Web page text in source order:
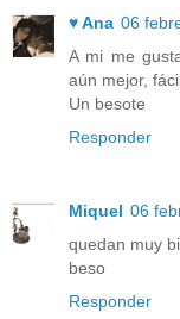
♥ Ana 06
A mi me
aún mejor,
Un besote
Responder
Miquel 06
quedan muy
beso
Responder